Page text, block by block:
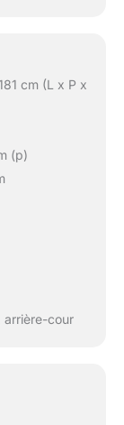
cm (L x P x
(p)
arrière-cour